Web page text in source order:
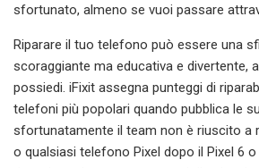
sfortunato, almeno se vuoi passare
Riparare il tuo telefono può essere una
scoraggiante ma educativa e divertente,
possiedi. iFixit assegna punteggi di
telefoni più popolari quando pubblica le
sfortunatamente il team non è riuscito a
o qualsiasi telefono Pixel dopo il Pixel 6 o